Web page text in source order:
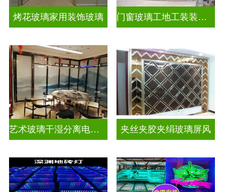
烤花玻璃家用装饰玻璃 门窗玻璃工地工装装饰玻璃
艺术玻璃干湿分离电视玻璃背景墙 夹丝夹胶夹绢玻璃屏风